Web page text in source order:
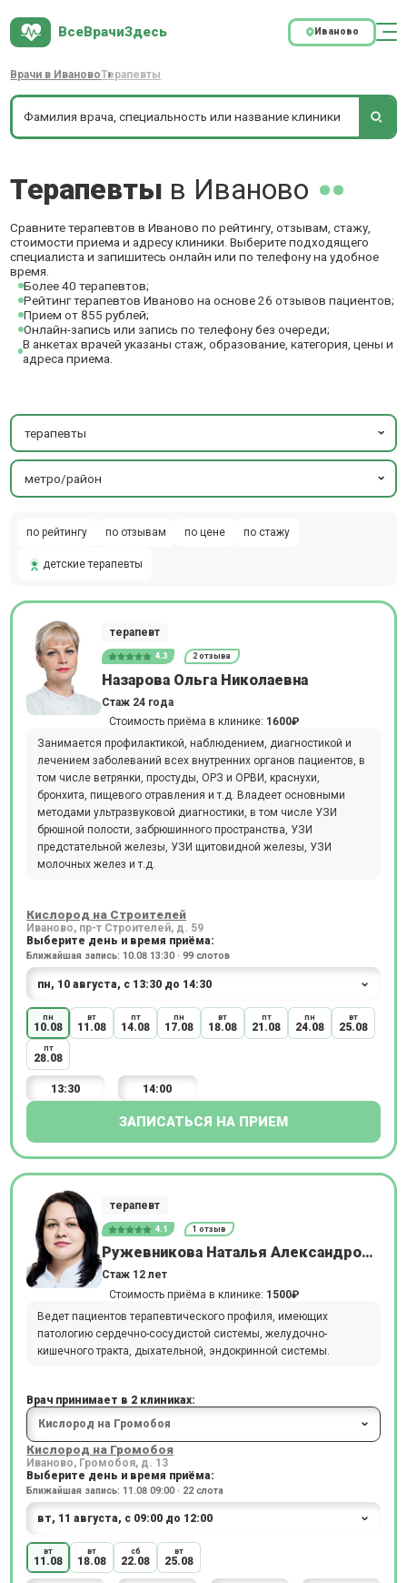
ВсеВрачиЗдесь Иваново
Врачи в ИвановоТерапевты
Терапевты в Иваново
Сравните терапевтов в Иваново по рейтингу, отзывам, стажу,
стоимости приема и адресу клиники. Выберите подходящего
специалиста и запишитесь онлайн или по телефону на удобное
время.
Более 40 терапевтов;
Рейтинг терапевтов Иваново на основе 26 отзывов пациентов;
Прием от 855 рублей;
Онлайн-запись или запись по телефону без очереди;
В анкетах врачей указаны стаж, образование, категория, цены и
адреса приема.
терапевты
метро/район
по рейтингу по отзывам по цене по стажу
детские терапевты
терапевт
4.3 2 отзыва
Назарова Ольга Николаевна
Стаж 24 года
Стоимость приёма в клинике: 1600₽
Занимается профилактикой, наблюдением, диагностикой и
лечением заболеваний всех внутренних органов пациентов, в
том числе ветрянки, простуды, ОРЗ и ОРВИ, краснухи,
бронхита, пищевого отравления и т.д. Владеет основными
методами ультразвуковой диагностики, в том числе УЗИ
брюшной полости, забрюшинного пространства, УЗИ
предстательной железы, УЗИ щитовидной железы, УЗИ
молочных желез и т.д.
Кислород на Строителей
Иваново, пр-т Строителей, д. 59
Выберите день и время приёма:
Ближайшая запись: 10.08 13:30 · 99 слотов
пн
10.08
вт
11.08
пт
14.08
пн
17.08
вт
18.08
пт
21.08
пн
24.08
вт
25.08
пт
28.08
13:30 14:00
ЗАПИСАТЬСЯ НА ПРИЕМ
терапевт
4.1 1 отзыв
Ружевникова Наталья Александровна
Стаж 12 лет
Стоимость приёма в клинике: 1500₽
Ведет пациентов терапевтического профиля, имеющих
патологию сердечно-сосудистой системы, желудочно-
кишечного тракта, дыхательной, эндокринной системы.
Врач принимает в 2 клиниках:
Кислород на Громобоя
Иваново, Громобоя, д. 13
Выберите день и время приёма:
Ближайшая запись: 11.08 09:00 · 22 слота
вт
11.08
вт
18.08
сб
22.08
вт
25.08